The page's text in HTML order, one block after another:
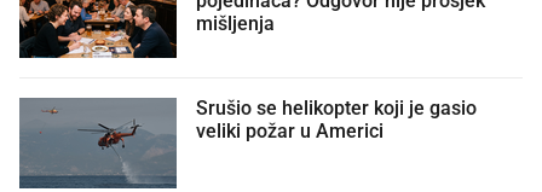
mišljenja
Srušio se helikopter koji je gasio
veliki požar u Americi